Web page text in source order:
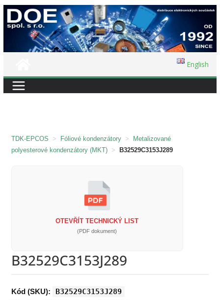
Přeskočit
na
English
TDK-EPCOS > Fóliové kondenzátory >
Metalizované
polyesterové kondenzátory (MKT) > B32529C3153J289
OTEVŘÍT TECHNICKÝ LIST
(PDF dokument)
B32529C3153J289
Kód (SKU): B32529C3153J289